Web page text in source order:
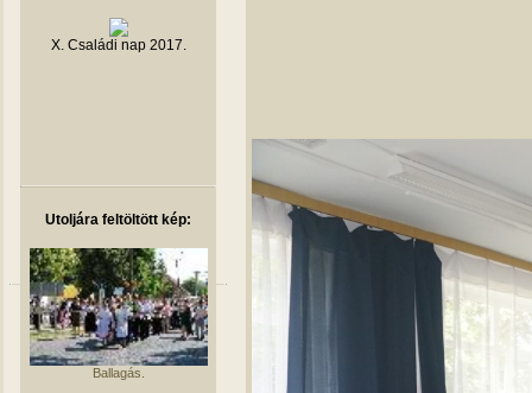
X. Családi nap 2017.
Utoljára feltöltött kép:
Ballagás.